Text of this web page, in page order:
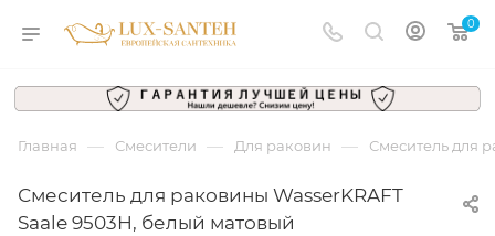
0
Главная — Смесители — Для раковин — Смеситель для
Смеситель для раковины WasserKRAFT
Saale 9503H, белый матовый